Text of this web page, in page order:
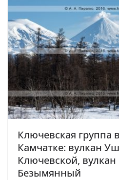
Ключевская группа
Камчатке: вулкан
Ключевской,
Безымянный